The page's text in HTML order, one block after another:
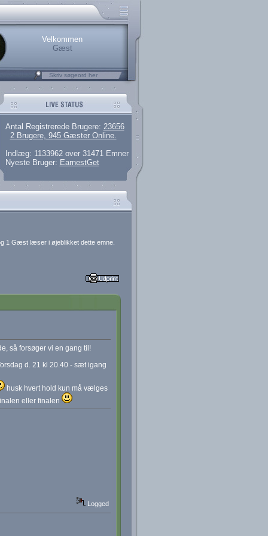
brugere
artikler og 135 guides
her.
Velkommen
Gæst
Antal Registrerede Brugere: 23656
2 Brugere, 945 Gæster Online.
Indlæg: 1133962 over 31471 Emner
Nyeste Bruger: EarnestGet
1 Gæst læser i øjeblikket dette emne.
så forsøger vi en gang til!
d. 21 kl 20.40 - sæt igang
husk hvert hold kun må vælges
eller finalen
Logged